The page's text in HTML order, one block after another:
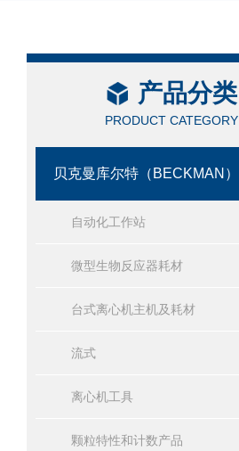
产品分类
PRODUCT CATEGORY
贝克曼库尔特（BECKMAN）
自动化工作站
微型生物反应器耗材
台式离心机主机及耗材
流式
离心机工具
颗粒特性和计数产品